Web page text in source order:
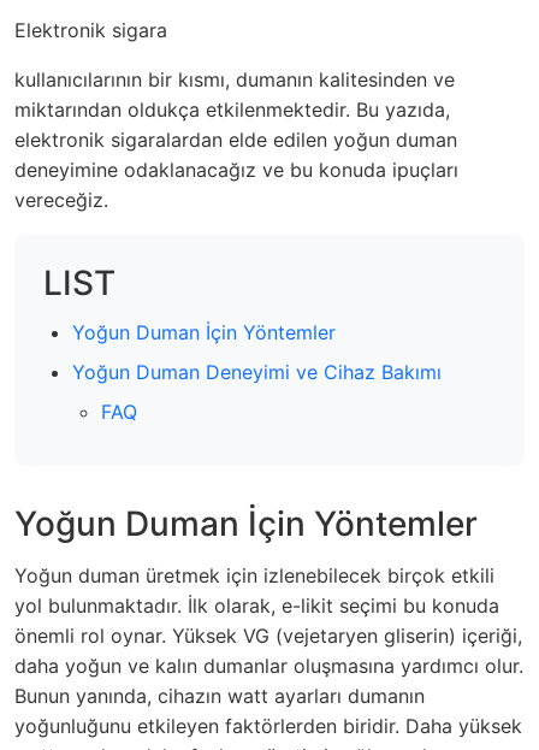
Elektronik sigara
kullanıcılarının bir kısmı, dumanın kalitesinden ve
miktarından oldukça etkilenmektedir. Bu yazıda,
elektronik sigaralardan elde edilen yoğun duman
deneyimine odaklanacağız ve bu konuda ipuçları
vereceğiz.
LIST
Yoğun Duman İçin Yöntemler
Yoğun Duman Deneyimi ve Cihaz Bakımı
FAQ
Yoğun Duman İçin Yöntemler
Yoğun duman üretmek için izlenebilecek birçok etkili
yol bulunmaktadır. İlk olarak, e-likit seçimi bu konuda
önemli rol oynar. Yüksek VG (vejetaryen gliserin) içeriği,
daha yoğun ve kalın dumanlar oluşmasına yardımcı olur.
Bunun yanında, cihazın watt ayarları dumanın
yoğunluğunu etkileyen faktörlerden biridir. Daha yüksek